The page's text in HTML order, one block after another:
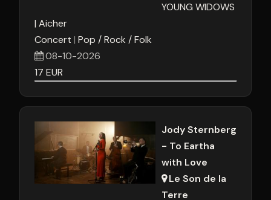
YOUNG WIDOWS
Aicher
Concert Pop / Rock / Folk
08-10-2026
17 EUR
Jody Sternberg
- To Eartha
with Love
Le Son de la
Terre